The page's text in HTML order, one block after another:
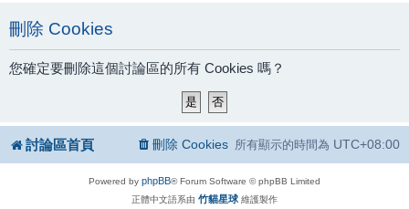
刪除 Cookies
您確定要刪除這個討論區的所有 Cookies 嗎？
討論區首頁 所有顯示的時間為 UTC+08:00
刪除 Cookies
Powered by phpBB® Forum Software © phpBB Limited
正體中文語系由 竹貓星球 維護製作